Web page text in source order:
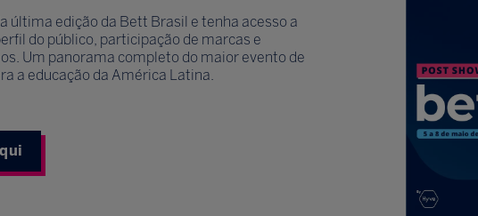
última edição da Bett Brasil e tenha acesso a
do público, participação de marcas e
Um panorama completo do maior evento de
a educação da América Latina.